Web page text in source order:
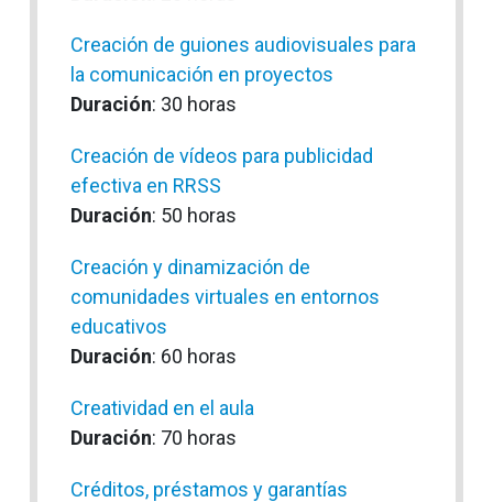
Creación de guiones audiovisuales para
la comunicación en proyectos
Duración: 30 horas
Creación de vídeos para publicidad
efectiva en RRSS
Duración: 50 horas
Creación y dinamización de
comunidades virtuales en entornos
educativos
Duración: 60 horas
Creatividad en el aula
Duración: 70 horas
Créditos, préstamos y garantías